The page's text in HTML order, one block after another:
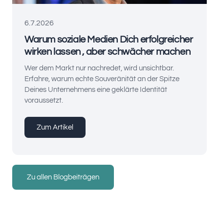
6.7.2026
Warum soziale Medien Dich erfolgreicher
wirken lassen , aber schwächer machen
Wer dem Markt nur nachredet, wird unsichtbar.
Erfahre, warum echte Souveränität an der Spitze
Deines Unternehmens eine geklärte Identität
voraussetzt.
Zum Artikel
Zu allen Blogbeiträgen